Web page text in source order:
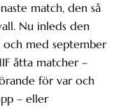
match, den så
Nu inleds den
och med september
åtta matcher –
för var och
– eller